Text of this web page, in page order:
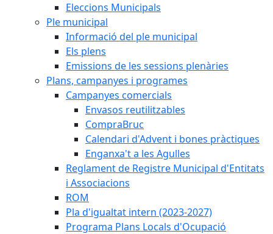
Eleccions Municipals
Ple municipal
Informació del ple municipal
Els plens
Emissions de les sessions plenàries
Plans, campanyes i programes
Campanyes comercials
Envasos reutilitzables
CompraBruc
Calendari d'Advent i bones pràctiques
Enganxa't a les Agulles
Reglament de Registre Municipal d'Entitats
i Associacions
ROM
Pla d'igualtat intern (2023-2027)
Programa Plans Locals d'Ocupació